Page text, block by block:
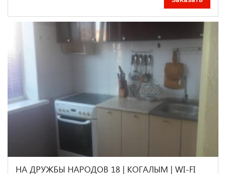
НА ДРУЖБЫ НАРОДОВ 18 | КОГАЛЫМ | WI-FI